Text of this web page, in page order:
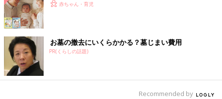
赤ちゃん・育児
お墓の撤去にいくらかかる？墓じまい費用
PR(くらしの話題)
Recommended by